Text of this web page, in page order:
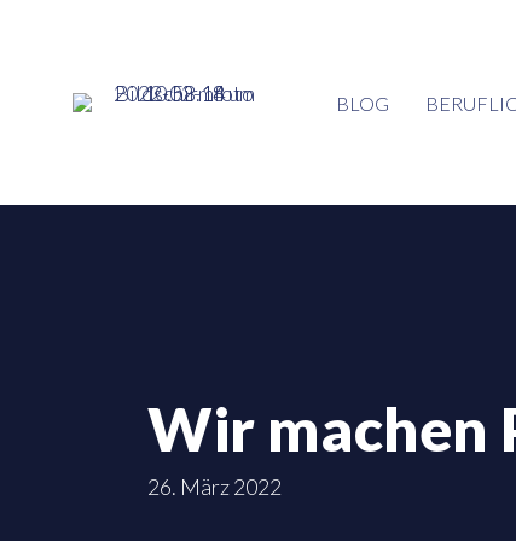
BLOG
Wir machen
26. März 2022